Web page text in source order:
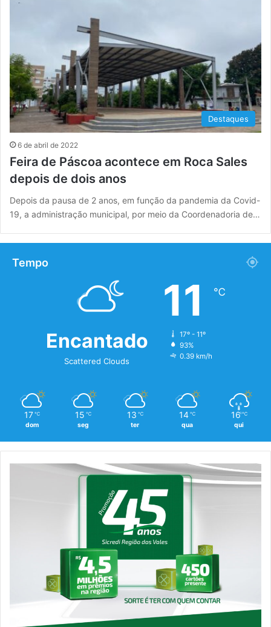
Destaques
6 de abril de 2022
Feira de Páscoa acontece em Roca Sales
depois de dois anos
Depois da pausa de 2 anos, em função da pandemia da Covid-
19, a administração municipal, por meio da Coordenadoria de…
Tempo
Encantado
Scattered Clouds
11 ℃
17º - 11º
93%
0.39 km/h
17 ℃
dom
15 ℃
seg
13 ℃
ter
14 ℃
qua
16 ℃
qui